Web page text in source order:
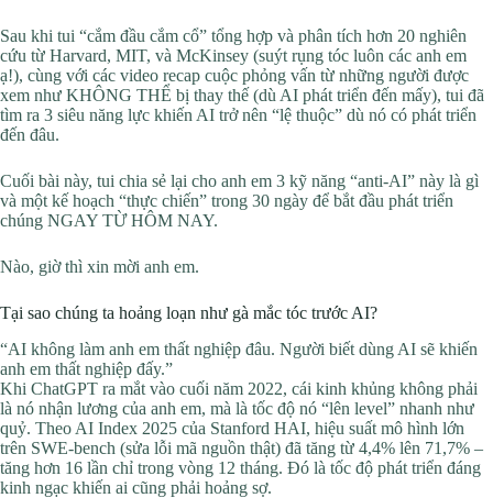
Sau khi tui “cắm đầu cắm cổ” tổng hợp và phân tích hơn 20 nghiên
cứu từ Harvard, MIT, và McKinsey (suýt rụng tóc luôn các anh em
ạ!), cùng với các video recap cuộc phỏng vấn từ những người được
xem như KHÔNG THỂ bị thay thế (dù AI phát triển đến mấy), tui đã
tìm ra 3 siêu năng lực khiến AI trở nên “lệ thuộc” dù nó có phát triển
đến đâu.
Cuối bài này, tui chia sẻ lại cho anh em 3 kỹ năng “anti-AI” này là gì
và một kế hoạch “thực chiến” trong 30 ngày để bắt đầu phát triển
chúng NGAY TỪ HÔM NAY.
Nào, giờ thì xin mời anh em.
Tại sao chúng ta hoảng loạn như gà mắc tóc trước AI?
“AI không làm anh em thất nghiệp đâu. Người biết dùng AI sẽ khiến
anh em thất nghiệp đấy.”
Khi ChatGPT ra mắt vào cuối năm 2022, cái kinh khủng không phải
là nó nhận lương của anh em, mà là tốc độ nó “lên level” nhanh như
quỷ. Theo AI Index 2025 của Stanford HAI, hiệu suất mô hình lớn
trên SWE-bench (sửa lỗi mã nguồn thật) đã tăng từ 4,4% lên 71,7% –
tăng hơn 16 lần chỉ trong vòng 12 tháng. Đó là tốc độ phát triển đáng
kinh ngạc khiến ai cũng phải hoảng sợ.